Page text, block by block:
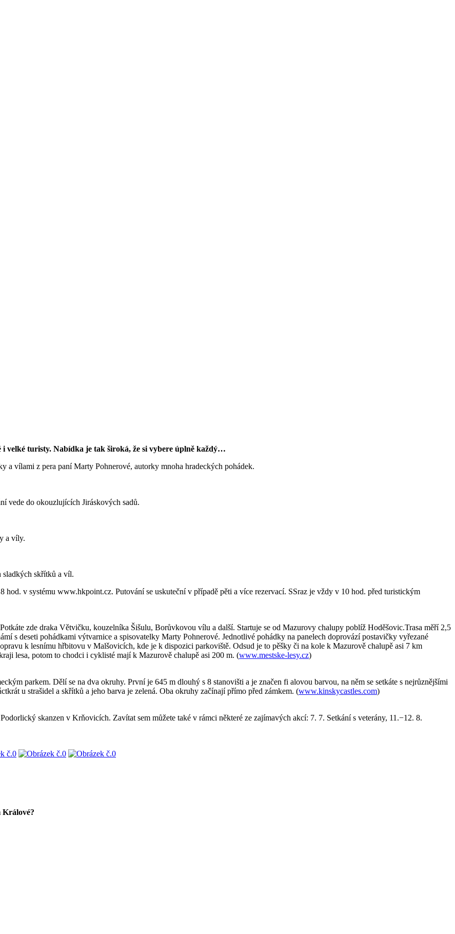
velké turisty. Nabídka je tak široká, že si vybere úplně každý…
a vílami z pera paní Marty Pohnerové, autorky mnoha hradeckých pohádek.
vede do okouzlujících Jiráskových sadů.
a víly.
sladkých skřítků a víl.
hod. v systému www.hkpoint.cz. Putování se uskuteční v případě pěti a více rezervací. SSraz je vždy v 10 hod. před turistickým
zde draka Větvičku, kouzelníka Šišulu, Borůvkovou vílu a další. Startuje se od Mazurovy chalupy poblíž Hoděšovic.Trasa měří 2,5
s deseti pohádkami výtvarnice a spisovatelky Marty Pohnerové. Jednotlivé pohádky na panelech doprovází postavičky vyřezané
k lesnímu hřbitovu v Malšovicích, kde je k dispozici parkoviště. Odsud je to pěšky či na kole k Mazurově chalupě asi 7 km
lesa, potom to chodci i cyklisté mají k Mazurově chalupě asi 200 m. (www.mestske-lesy.cz)
parkem. Dělí se na dva okruhy. První je 645 m dlouhý s 8 stanovišti a je značen fi alovou barvou, na něm se setkáte s nejrůznějšími
u strašidel a skřítků a jeho barva je zelená. Oba okruhy začínají přímo před zámkem. (www.kinskycastles.com)
skanzen v Krňovicích. Zavítat sem můžete také v rámci některé ze zajímavých akcí: 7. 7. Setkání s veterány, 11.−12. 8.
Králové?